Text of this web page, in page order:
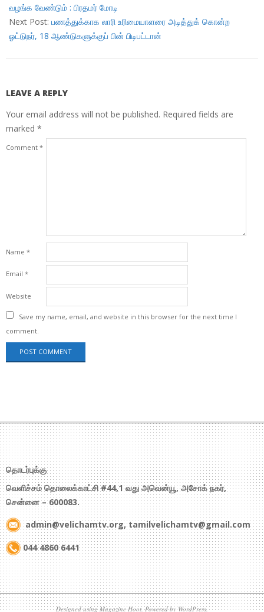
09
வழங்க வேண்டும் : பிரதமர் மோடி
Next Post: பணத்துக்காக லாரி உரிமையாளரை அடித்துக் கொன்ற
ஓட்டுநர், 18 ஆண்டுகளுக்குப் பின் பிடிபட்டான்
LEAVE A REPLY
Your email address will not be published. Required fields are
marked *
Comment *
Name *
Email *
Website
Save my name, email, and website in this browser for the next time I
comment.
தொடர்புக்கு
வெளிச்சம் தொலைக்காட்சி #44,1 வது அவென்யூ, அசோக் நகர்,
சென்னை – 600083.
admin@velichamtv.org, tamilvelichamtv@gmail.com
044 4860 6441
Designed using Magazine Hoot. Powered byWordPress.